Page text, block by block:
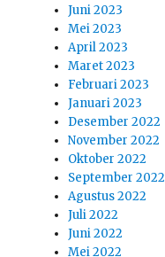
Juni 2023
Mei 2023
April 2023
Maret 2023
Februari 2023
Januari 2023
Desember 2022
November 2022
Oktober 2022
September 2022
Agustus 2022
Juli 2022
Juni 2022
Mei 2022